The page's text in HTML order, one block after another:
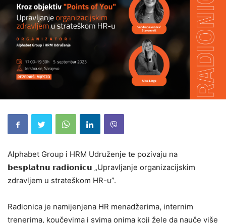
Alphabet Group i HRM Udruženje te pozivaju na
𝗯𝗲𝘀𝗽𝗹𝗮𝘁𝗻𝘂 𝗿𝗮𝗱𝗶𝗼𝗻𝗶𝗰𝘂 „Upravljanje organizacijskim
zdravljem u strateškom HR-u”.
Radionica je namijenjena HR menadžerima, internim
trenerima, koučevima i svima onima koji žele da nauče više